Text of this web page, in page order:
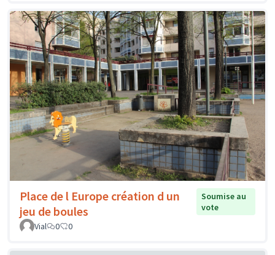
Place de l Europe création d un
jeu de boules
Soumise au
vote
Vial
0 0